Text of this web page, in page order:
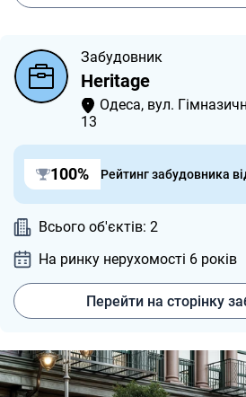
Забудовник
Heritage
Одеса, вул.
13
100% Рейтинг забудовника
Всього об'єктів: 2
На ринку нерухомості 6 років
Перейти на сторінку